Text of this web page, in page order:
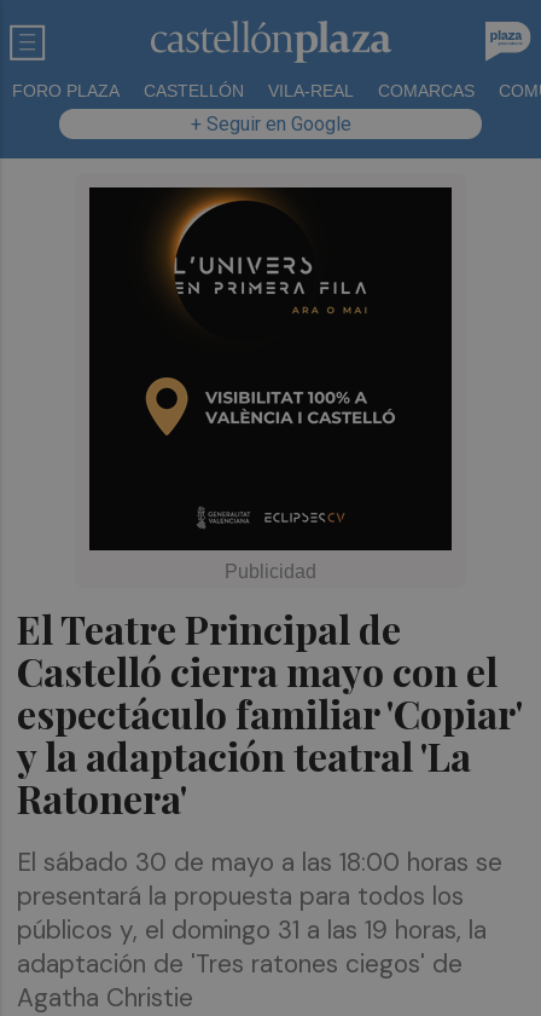
FORO PLAZA CASTELLÓN VILA-REAL COMARCAS
+ Seguir en Google
El Teatre Principal de
Castelló cierra mayo con el
espectáculo familiar 'Copiar'
y la adaptación teatral 'La
Ratonera'
El sábado 30 de mayo a las 18:00 horas se
presentará la propuesta para todos los
públicos y, el domingo 31 a las 19 horas, la
adaptación de 'Tres ratones ciegos' de
Agatha Christie